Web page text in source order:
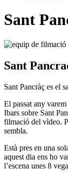
Sant
Sant
Sant Pancràç es el
El passat any
Ibars sobre Sant
filmació del vìdeo.
sembla.
Està pres en una
aquest dia ens ho
l’escena unes 8